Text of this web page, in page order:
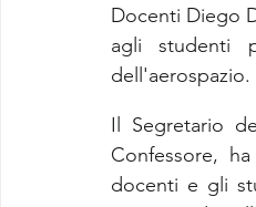
Docenti Diego
agli studenti
dell'aerospazio.
Il Segretario
Confessore,
docenti e gli